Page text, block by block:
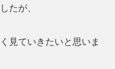
たが、
見ていきたいと思いま